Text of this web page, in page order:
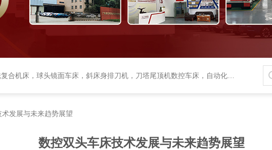
床，球头镜面车床，斜床身排刀机，刀塔尾顶机数控车床，自动化生产线，机械手
发展与未来趋势展望
数控双头车床技术发展与未来趋势展望